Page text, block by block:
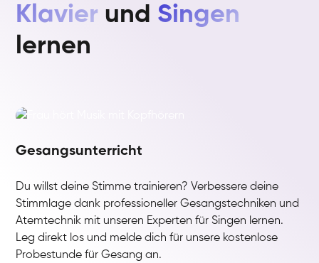
Klavier und Singen
lernen
Gesangsunterricht
Du willst deine Stimme trainieren? Verbessere deine
Stimmlage dank professioneller Gesangstechniken und
Atemtechnik mit unseren Experten für Singen lernen.
Leg direkt los und melde dich für unsere kostenlose
Probestunde für Gesang an.